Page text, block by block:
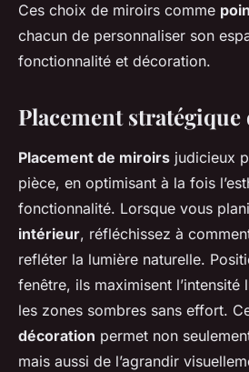
Ces choix de miroirs comme
chacun de personnaliser son
fonctionnalité et décoration.
Placement
Placement de miroirs judicieux
pièce, en optimisant à la fois
fonctionnalité. Lorsque vous
intérieur, réfléchissez à
refléter la lumière naturelle.
fenêtre, ils maximisent l’intensité
les zones sombres sans effort.
décoration permet non
mais aussi de l’agrandir